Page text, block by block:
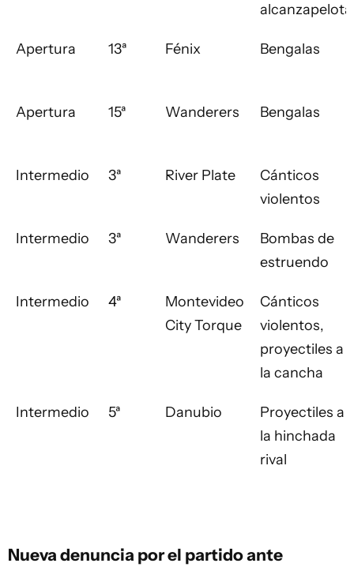
alcanzapelota
Apertura 13ª Fénix Bengalas
Apertura 15ª Wanderers Bengalas
Intermedio 3ª River Plate
Cánticos
violentos
Intermedio 3ª Wanderers
Bombas de
estruendo
Intermedio 4ª
Montevideo
City Torque
Cánticos
violentos,
proyectiles a
la cancha
Intermedio 5ª Danubio
Proyectiles a
la hinchada
rival
Nueva denuncia por el partido ante